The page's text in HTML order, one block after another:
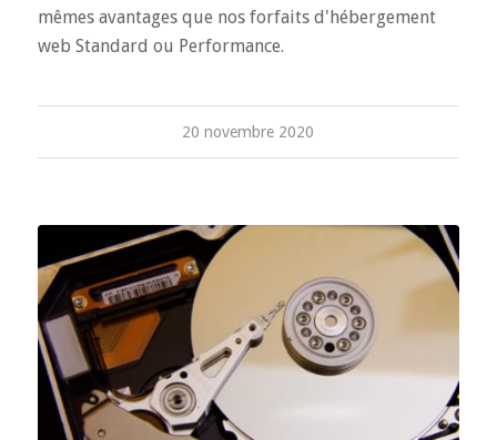
mêmes avantages que nos forfaits d'hébergement
web Standard ou Performance.
20 novembre 2020